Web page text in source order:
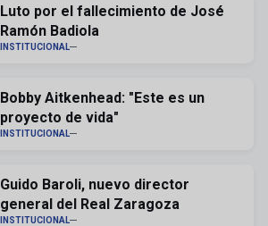
Luto por el fallecimiento de José
Ramón Badiola
INSTITUCIONAL
Bobby Aitkenhead: "Este es un
proyecto de vida"
INSTITUCIONAL
Guido Baroli, nuevo director
general del Real Zaragoza
INSTITUCIONAL